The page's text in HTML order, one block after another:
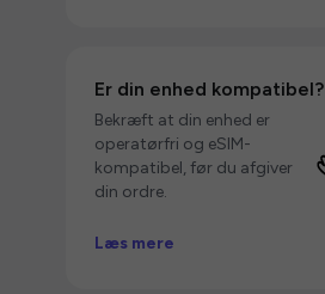
Er din enhed kompatibel?
Bekræft at din enhed er
operatørfri og eSIM-
kompatibel, før du afgiver
din ordre.
Læs mere